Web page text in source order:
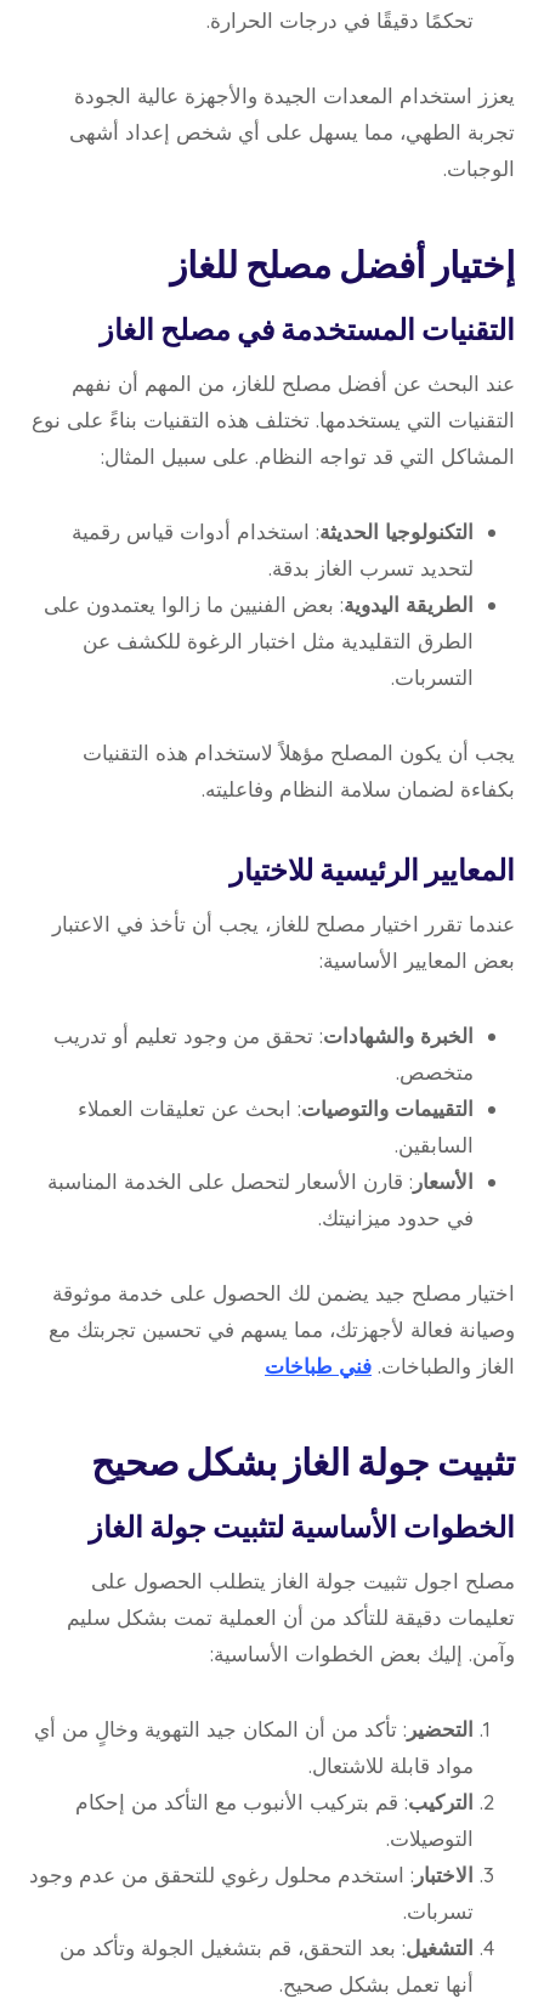
تحكمًا دقيقًا في درجات الحرارة.
يعزز استخدام المعدات الجيدة والأجهزة عالية الجودة
تجربة الطهي، مما يسهل على أي شخص إعداد أشهى
الوجبات.
إختيار أفضل مصلح للغاز
التقنيات المستخدمة في مصلح الغاز
عند البحث عن أفضل مصلح للغاز، من المهم أن نفهم
التقنيات التي يستخدمها. تختلف هذه التقنيات بناءً على نوع
المشاكل التي قد تواجه النظام. على سبيل المثال:
التكنولوجيا الحديثة: استخدام أدوات قياس رقمية
لتحديد تسرب الغاز بدقة.
الطريقة اليدوية: بعض الفنيين ما زالوا يعتمدون على
الطرق التقليدية مثل اختبار الرغوة للكشف عن
التسربات.
يجب أن يكون المصلح مؤهلاً لاستخدام هذه التقنيات
بكفاءة لضمان سلامة النظام وفاعليته.
المعايير الرئيسية للاختيار
عندما تقرر اختيار مصلح للغاز، يجب أن تأخذ في الاعتبار
بعض المعايير الأساسية:
الخبرة والشهادات: تحقق من وجود تعليم أو تدريب
متخصص.
التقييمات والتوصيات: ابحث عن تعليقات العملاء
السابقين.
الأسعار : قارن الأسعار لتحصل على الخدمة المناسبة
في حدود ميزانيتك.
اختيار مصلح جيد يضمن لك الحصول على خدمة موثوقة
وصيانة فعالة لأجهزتك، مما يسهم في تحسين تجربتك مع
الغاز والطباخات. فني طباخات
تثبيت جولة الغاز بشكل صحيح
الخطوات الأساسية لتثبيت جولة الغاز
مصلح اجول تثبيت جولة الغاز يتطلب الحصول على
تعليمات دقيقة للتأكد من أن العملية تمت بشكل سليم
وآمن. إليك بعض الخطوات الأساسية:
التحضير : تأكد من أن المكان جيد التهوية وخالٍ من أي
مواد قابلة للاشتعال.
التركيب: قم بتركيب الأنبوب مع التأكد من إحكام
التوصيلات.
الاختبار : استخدم محلول رغوي للتحقق من عدم وجود
تسربات.
التشغيل: بعد التحقق، قم بتشغيل الجولة وتأكد من
أنها تعمل بشكل صحيح.